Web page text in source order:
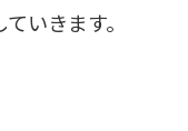
いきます。